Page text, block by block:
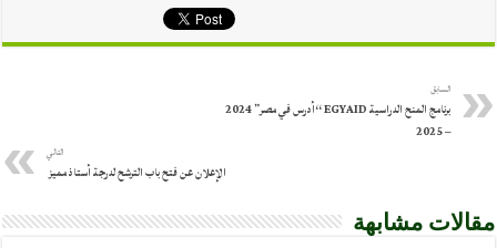
السابق
برنامج المنح الدراسية EGYAID “أدرس في مصر” 2024
– 2025
التالي
الإعلان عن فتح باب الترشح لدرجة أستاذ مميز
مقالات مشابهة